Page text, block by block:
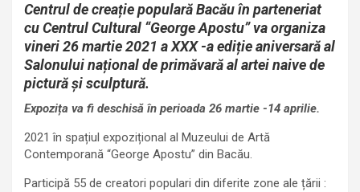
Centrul de creație populară Bacău în parteneriat
cu Centrul Cultural “George Apostu” va organiza
vineri 26 martie 2021 a XXX -a ediție aniversară al
Salonului național de primăvară al artei naive de
pictură și sculptură.
Expozița va fi deschisă în perioada 26 martie -14 aprilie.
2021 în spațiul expozițional al Muzeului de Artă
Contemporană “George Apostu” din Bacău.
Participă 55 de creatori populari din diferite zone ale țării :